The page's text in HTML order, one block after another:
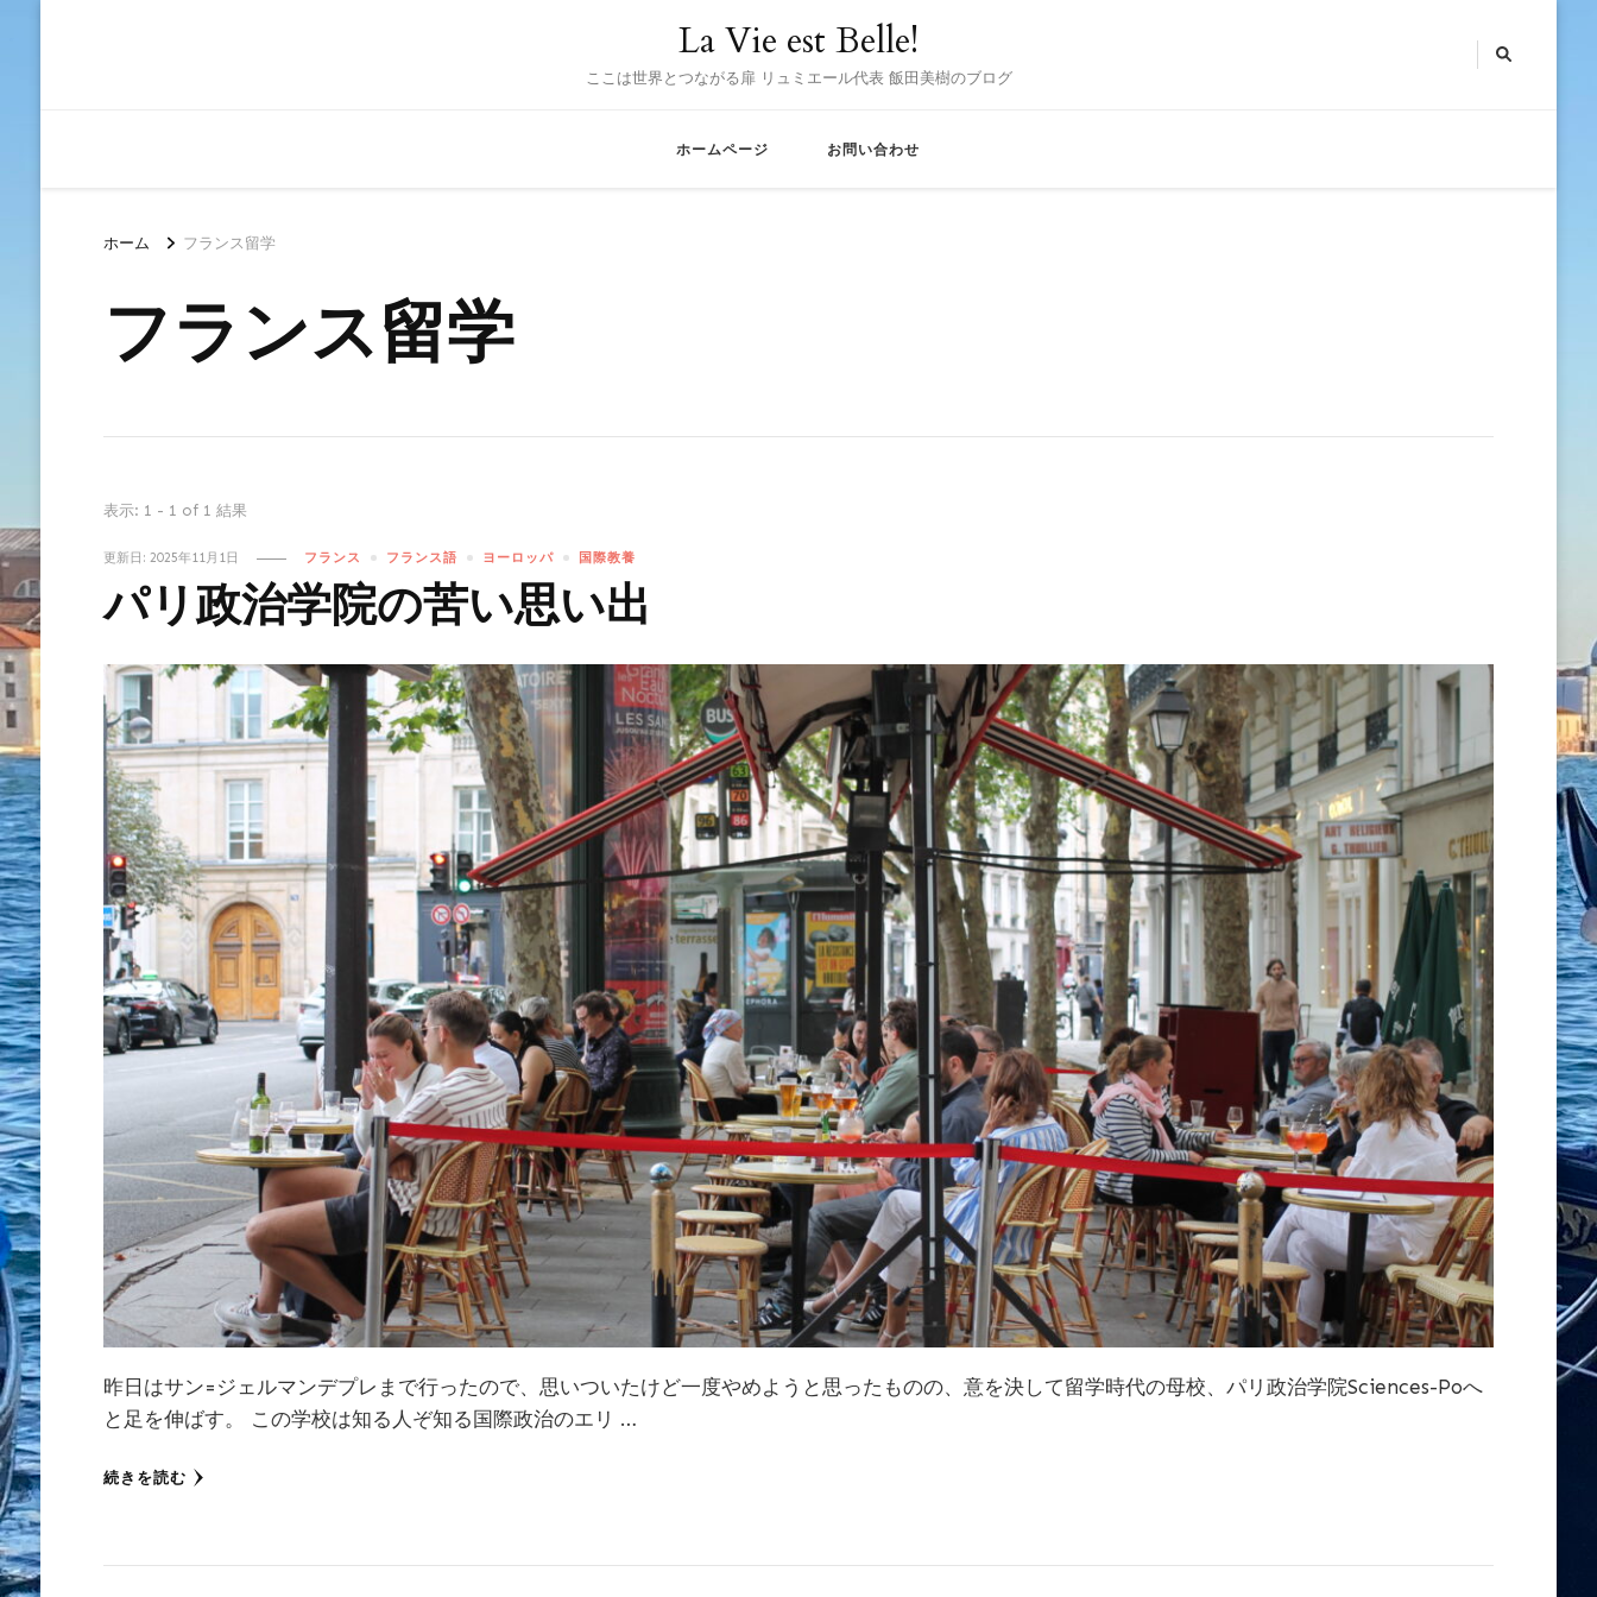
La Vie est Belle!
ここは世界とつながる扉 リュミエール代表 飯田美樹のブログ
ホームページ お問い合わせ
ホーム フランス留学
フランス留学
表示: 1 - 1 of 1 結果
更新日: 2025年11月1日 フランス フランス語 ヨーロッパ 国際教養
パリ政治学院の苦い思い出
昨日はサン=ジェルマンデプレまで行ったので、思いついたけど一度やめようと思ったものの、意を決して留学時代の母校、パリ政治学院Sciences-Poへ
と足を伸ばす。 この学校は知る人ぞ知る国際政治のエリ …
続きを読む